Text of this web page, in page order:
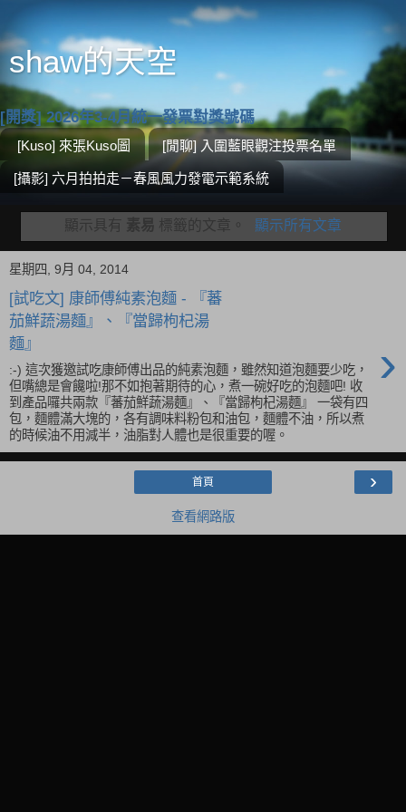
shaw的天空
[開獎] 2026年3-4月統一發票對獎號碼
[Kuso] 來張Kuso圖 [閒聊] 入圍藍眼觀注投票名單
[攝影] 六月拍拍走－春風風力發電示範系統
顯示具有 素易 標籤的文章。 顯示所有文章
星期四, 9月 04, 2014
[試吃文] 康師傅純素泡麵 - 『蕃
茄鮮蔬湯麵』、『當歸枸杞湯
麵』
›
:-) 這次獲邀試吃康師傅出品的純素泡麵，雖然知道泡麵要少吃，
但嘴總是會饞啦!那不如抱著期待的心，煮一碗好吃的泡麵吧! 收
到產品囉共兩款『蕃茄鮮蔬湯麵』、『當歸枸杞湯麵』 一袋有四
包，麵體滿大塊的，各有調味料粉包和油包，麵體不油，所以煮
的時候油不用減半，油脂對人體也是很重要的喔。
›
首頁
查看網路版